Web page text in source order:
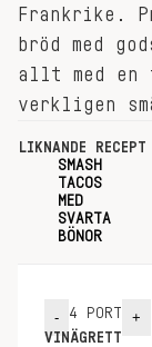
Frankrike.
bröd med
allt med en
verkligen
LIKNANDE RECEPT
SMASH
TACOS
MED
SVARTA
BÖNOR
- 4 PORT +
VINÄGRETT